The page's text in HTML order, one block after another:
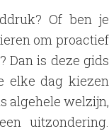
Of ben je
om proactief
Dan is deze gids
elke dag kiezen
algehele welzijn,
uitzondering.